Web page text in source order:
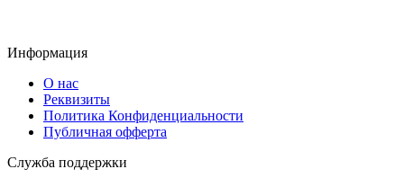
Информация
О нас
Реквизиты
Политика Конфиденциальности
Публичная офферта
Служба поддержки